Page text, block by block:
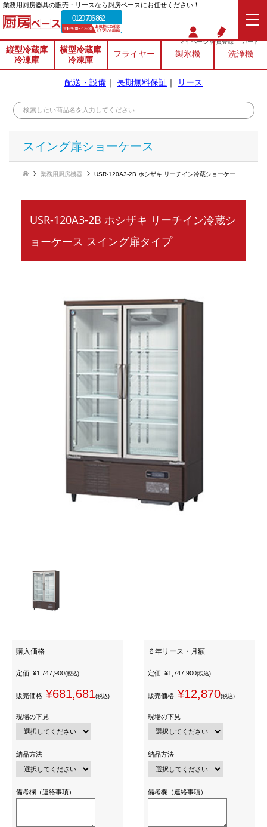
業務⽤厨房器具の販売・リースなら厨房ベースにお任せください！
0120-706-862
マイページ会員登録 カート
縦型冷蔵庫
冷凍庫
横型冷蔵庫
冷凍庫
フライヤー 製氷機 洗浄機
配送・設備 ｜ 長期無料保証 ｜ リース
スイング扉ショーケース
業務用厨房機器 USR-120A3-2B ホシザキ リーチイン冷蔵ショーケース スイング扉タイプ
USR-120A3-2B ホシザキ リーチイン冷蔵シ
ョーケース スイング扉タイプ
購入価格
定価 ¥1,747,900(税込)
販売価格 ¥681,681(税込)
現場の下見
納品方法
備考欄（連絡事項）
６年リース・月額
定価 ¥1,747,900(税込)
販売価格 ¥12,870(税込)
現場の下見
納品方法
備考欄（連絡事項）